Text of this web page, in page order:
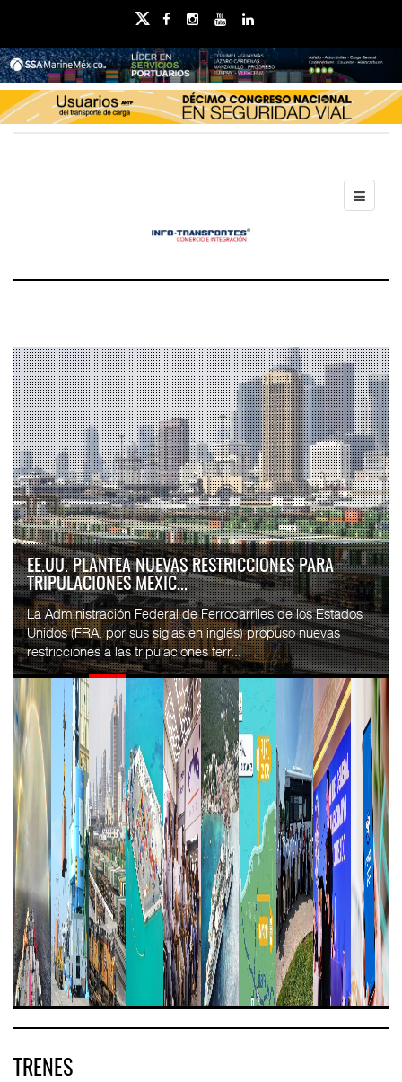
EE.UU. PLANTEA NUEVAS RESTRICCIONES PARA
TRIPULACIONES MEXIC...
La Administración Federal de Ferrocarriles de los Estados
Unidos (FRA, por sus siglas en inglés) propuso nuevas
restricciones a las tripulaciones ferr...
TRENES